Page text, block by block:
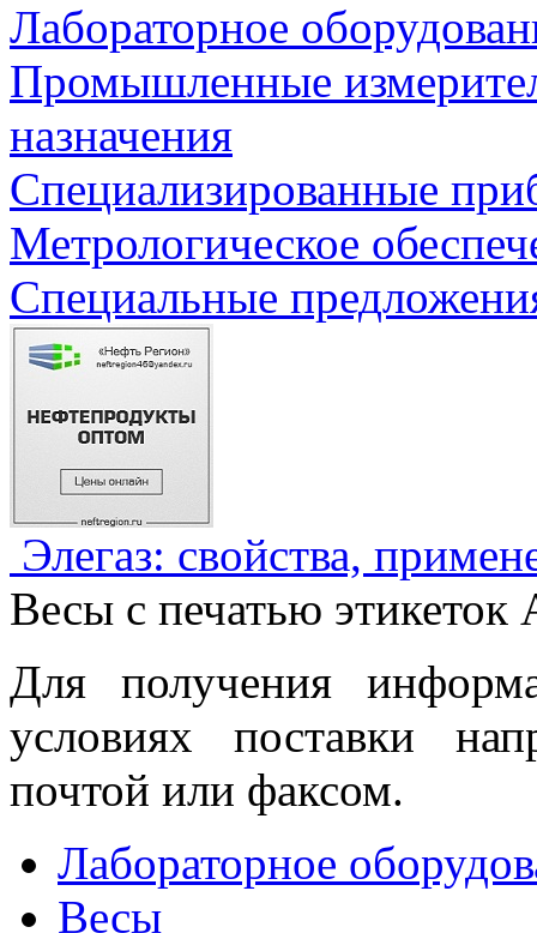
Лабораторное
Промышленные
назначения
Специализированные
Метрологическое
Специальные
Элегаз: свойства,
Весы с печатью
Для получения
условиях поставки
почтой или факсом.
Лабораторное
Весы